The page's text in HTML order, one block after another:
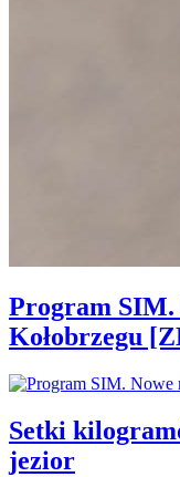
Program SIM.
Kołobrzegu
Setki
jezior